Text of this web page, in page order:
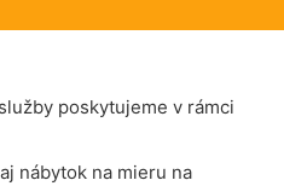
poskytujeme v rámci
nábytok na mieru na